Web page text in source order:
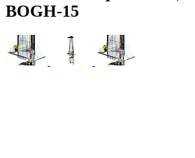
BOGH-15